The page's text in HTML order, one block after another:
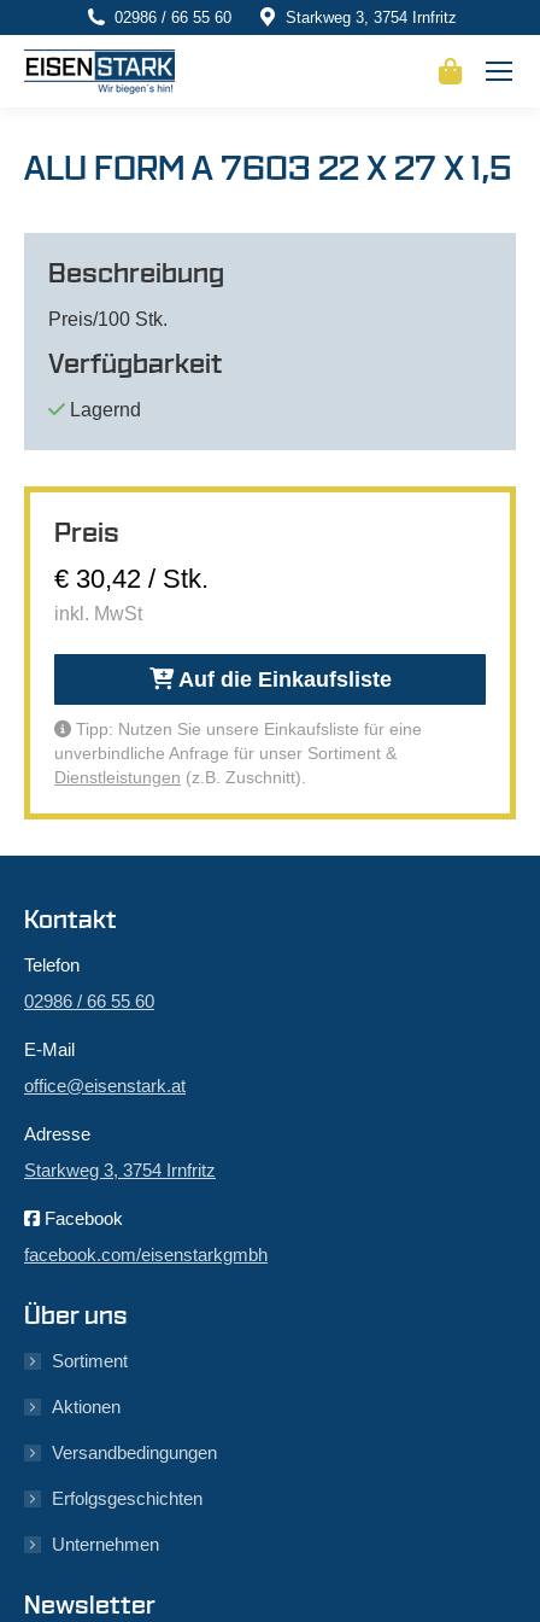
02986 / 66 55 60 Starkweg 3, 3754 Irnfritz
ALU FORM A 7603 22 X 27 X 1,5
Beschreibung
Preis/100 Stk.
Verfügbarkeit
Lagernd
Preis
€ 30,42 / Stk.
inkl. MwSt
Auf die Einkaufsliste
Tipp: Nutzen Sie unsere Einkaufsliste für eine
unverbindliche Anfrage für unser Sortiment &
Dienstleistungen (z.B. Zuschnitt).
Kontakt
Telefon
02986 / 66 55 60
E-Mail
office@eisenstark.at
Adresse
Starkweg 3, 3754 Irnfritz
Facebook
facebook.com/eisenstarkgmbh
Über uns
Sortiment
Aktionen
Versandbedingungen
Erfolgsgeschichten
Unternehmen
Newsletter